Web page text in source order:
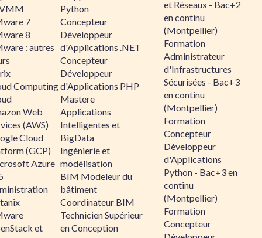
7
8
: autres
Computing
Web
(AWS)
Cloud
(GCP)
Azure
et
Python
Concepteur
Développeur
d'Applications .NET
Concepteur
Développeur
d'Applications PHP
Mastere
Applications
Intelligentes et
BigData
Ingénierie et
modélisation
BIM Modeleur du
bâtiment
Coordinateur BIM
Technicien Supérieur
en Conception
et Réseaux - Bac+2
en continu
(Montpellier)
Formation
Administrateur
d'Infrastructures
Sécurisées - Bac+3
en continu
(Montpellier)
Formation
Concepteur
Développeur
d'Applications
Python - Bac+3 en
continu
(Montpellier)
Formation
Concepteur